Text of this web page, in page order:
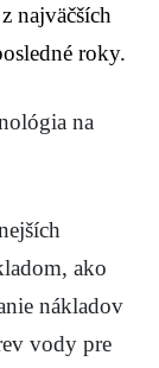
najväčších
roky.
na
ako
nákladov
vody pre